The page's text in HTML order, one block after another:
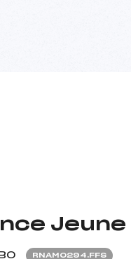
Jeune
BO RNAM0294.FFS